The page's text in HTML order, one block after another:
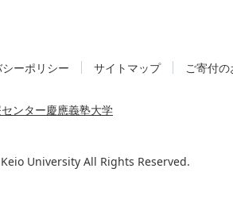
ーポリシー サイトマップ ご寄付
ンター慶應義塾大学
University All Rights Reserved.